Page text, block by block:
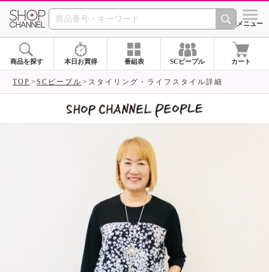
SHOP CHANNEL シメニュー
商品を探す 本日お買得 番組表 SCピープル カート
TOP SCピープル スタイリング・ライフスタイル詳細